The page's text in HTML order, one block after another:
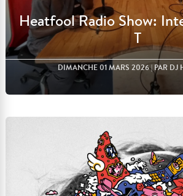
Heatfool Radio Show:
T
DIMANCHE 01 MARS 2026| PAR DJ
Lire l'article